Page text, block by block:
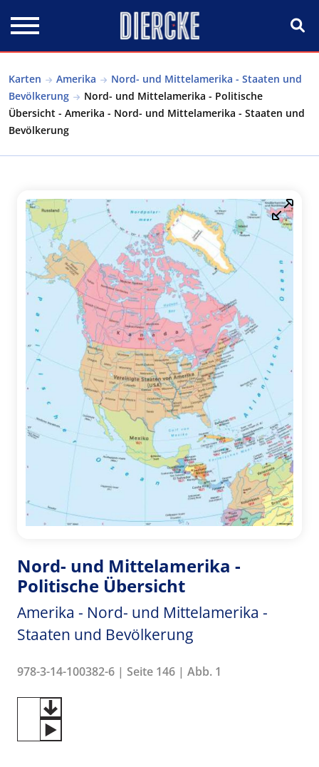
Karten Amerika
Nord- und Mittelamerika - Staaten und
Bevölkerung
Nord- und Mittelamerika - Politische
Übersicht - Amerika - Nord- und Mittelamerika - Staaten und
Bevölkerung
Nord- und Mittelamerika -
Politische Übersicht
Amerika - Nord- und Mittelamerika -
Staaten und Bevölkerung
978-3-14-100382-6 | Seite 146 | Abb. 1